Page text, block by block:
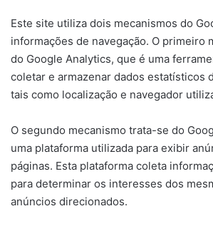
Este site utiliza dois mecanismos do
informações de navegação. O primeiro
do Google Analytics, que é uma
coletar e armazenar dados estatísticos
tais como localização e navegador
O segundo mecanismo trata-se do
uma plataforma utilizada para exibir
páginas. Esta plataforma coleta
para determinar os interesses dos
anúncios direcionados.